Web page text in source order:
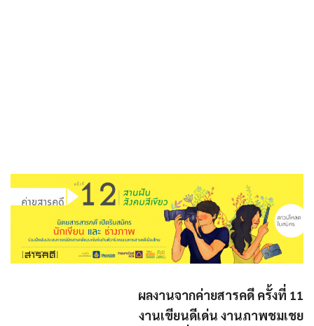
ผลงานจากค่ายสารคดี ครั้งที่ 11
งานเขียนดีเด่น งานภาพชมเชย